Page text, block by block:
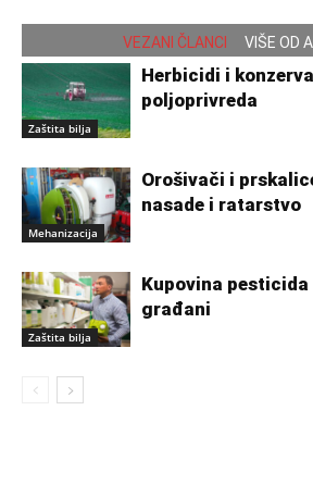
VEZANI ČLANCI VIŠE OD
Zaštita bilja
Herbicidi i
poljoprivreda
Mehanizacija
Orošivači i
nasade i ratarstvo
Zaštita bilja
Kupovina pesticida
građani